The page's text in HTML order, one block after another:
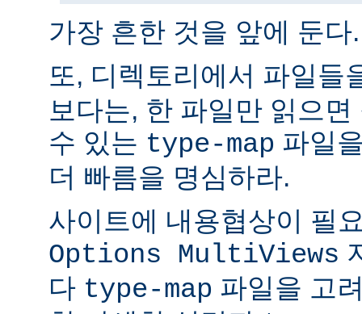
가장 흔한 것을 앞에 둔다.
또, 디렉토리에서 파일들
보다는, 한 파일만 읽으
수 있는 type-map 파일
더 빠름을 명심하라.
사이트에 내용협상이 필
Options MultiViews
다 type-map 파일을 고